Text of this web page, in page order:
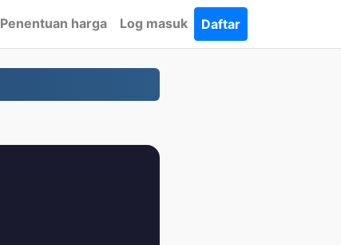
Penentuan harga Log masuk Daftar